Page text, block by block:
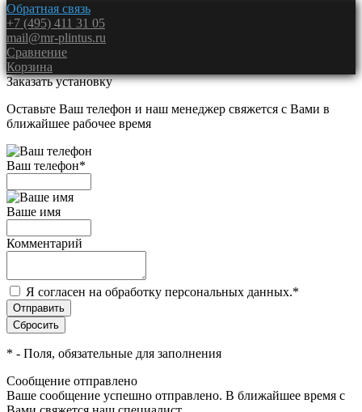
Обратная связь
+7 (495) 411 31 05
mail@mr-plintus.ru
Сравнение
Корзина
Заказать установку
Оставьте Ваш телефон и наш менеджер свяжется с Вами в
ближайшее рабочее время
Ваш телефон*
Ваше имя
Комментарий
Я согласен на обработку персональных данных.*
* - Поля, обязательные для заполнения
Сообщение отправлено
Ваше сообщение успешно отправлено. В ближайшее время с